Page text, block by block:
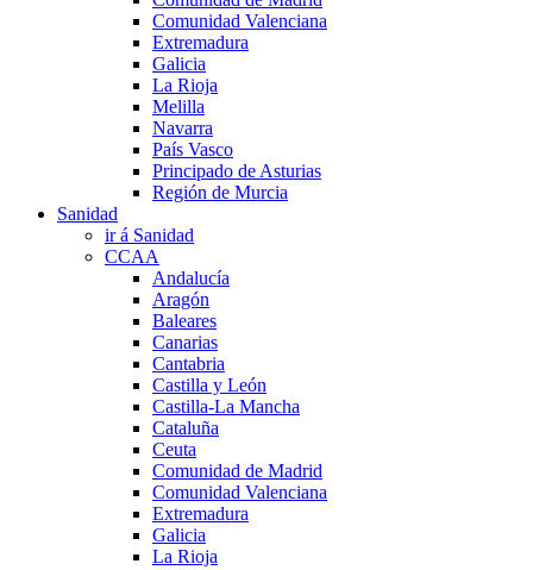
Comunidad Valenciana
Extremadura
Galicia
La Rioja
Melilla
Navarra
País Vasco
Principado de Asturias
Región de Murcia
Sanidad
ir á Sanidad
CCAA
Andalucía
Aragón
Baleares
Canarias
Cantabria
Castilla y León
Castilla-La Mancha
Cataluña
Ceuta
Comunidad de Madrid
Comunidad Valenciana
Extremadura
Galicia
La Rioja